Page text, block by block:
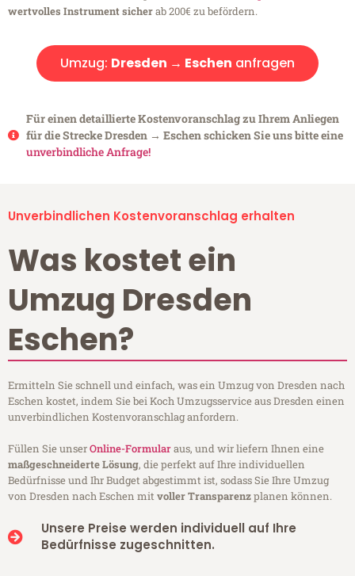
wertvolles Instrument sicherab 200€ zu befördern.
Umzug: Dresden → Eschen anfragen
Für einen detaillierte Kostenvoranschlag zu Ihrem Anliegen
für die Strecke Dresden → Eschen schicken Sie uns bitte eine
unverbindliche Anfrage!
Unverbindlichen Kostenvoranschlag erhalten
Was kostet ein
Umzug Dresden
Eschen?
Ermitteln Sie schnell und einfach, was ein Umzug von Dresden nach
Eschen kostet, indem Sie bei Koch Umzugsservice aus Dresden einen
unverbindlichen Kostenvoranschlag anfordern.
Füllen Sie unserOnline-Formularaus, und wir liefern Ihnen eine
maßgeschneiderte Lösung, die perfekt auf Ihre individuellen
Bedürfnisse und Ihr Budget abgestimmt ist, sodass Sie Ihre Umzug
von Dresden nach Eschen mitvoller Transparenzplanen können.
Unsere Preise werden individuell auf Ihre
Bedürfnisse zugeschnitten.